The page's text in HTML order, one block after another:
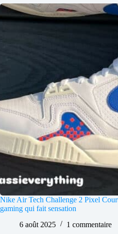
Nike Air Tech Challenge 2 Pixel
gaming qui fait sensation
6 août 2025
1 commentaire